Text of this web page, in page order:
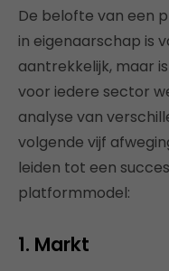
De belofte van een
in eigenaarschap is
aantrekkelijk, maar
voor iedere sector
analyse van
volgende vijf
leiden tot een
platformmodel:
1. Markt